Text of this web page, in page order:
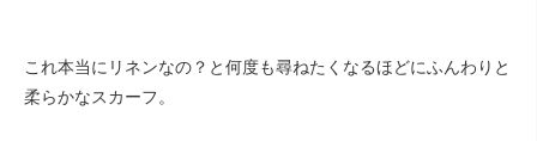
これ本当にリネンなの？と何度も尋ねたくなるほどにふんわりと
柔らかなスカーフ。